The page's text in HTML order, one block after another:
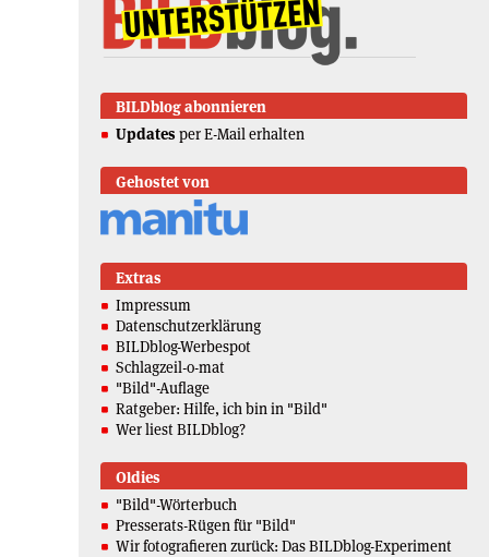
BILDblog abonnieren
Updates per E-Mail erhalten
Gehostet von
Extras
Impressum
Datenschutzerklärung
BILDblog-Werbespot
Schlagzeil-o-mat
"Bild"-Auflage
Ratgeber: Hilfe, ich bin in "Bild"
Wer liest BILDblog?
Oldies
"Bild"-Wörterbuch
Presserats-Rügen für "Bild"
Wir fotografieren zurück: Das BILDblog-Experiment